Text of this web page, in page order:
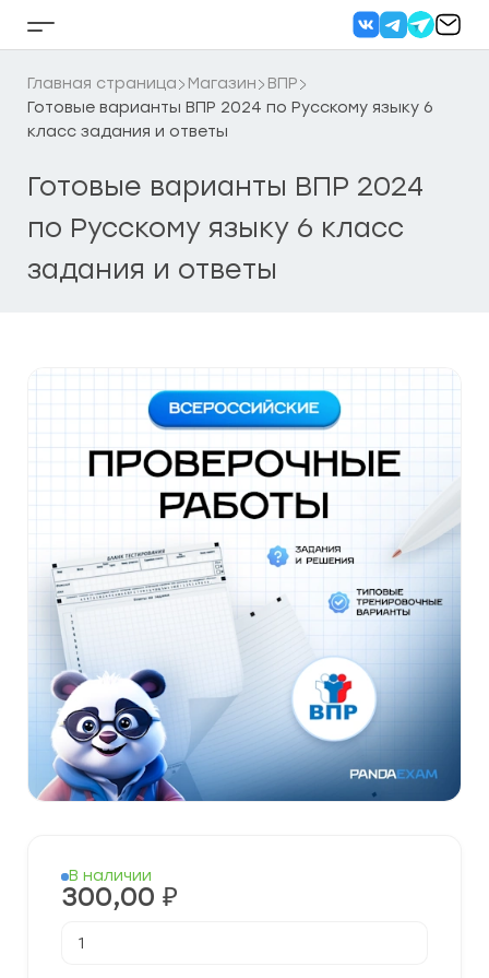
Кнопка
бокового
меню
Главная страница Магазин
ВПР
Готовые варианты ВПР 2024 по Русскому языку 6
класс задания и ответы
Готовые варианты ВПР 2024
по Русскому языку 6 класс
задания и ответы
В наличии
300,00 ₽
товара